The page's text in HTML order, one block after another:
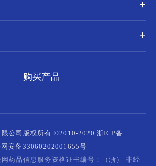
购买产品
公司版权所有 ©2010-2020 浙ICP备
安备33060202001655号
药品信息服务资格证书编号：（浙）-非经